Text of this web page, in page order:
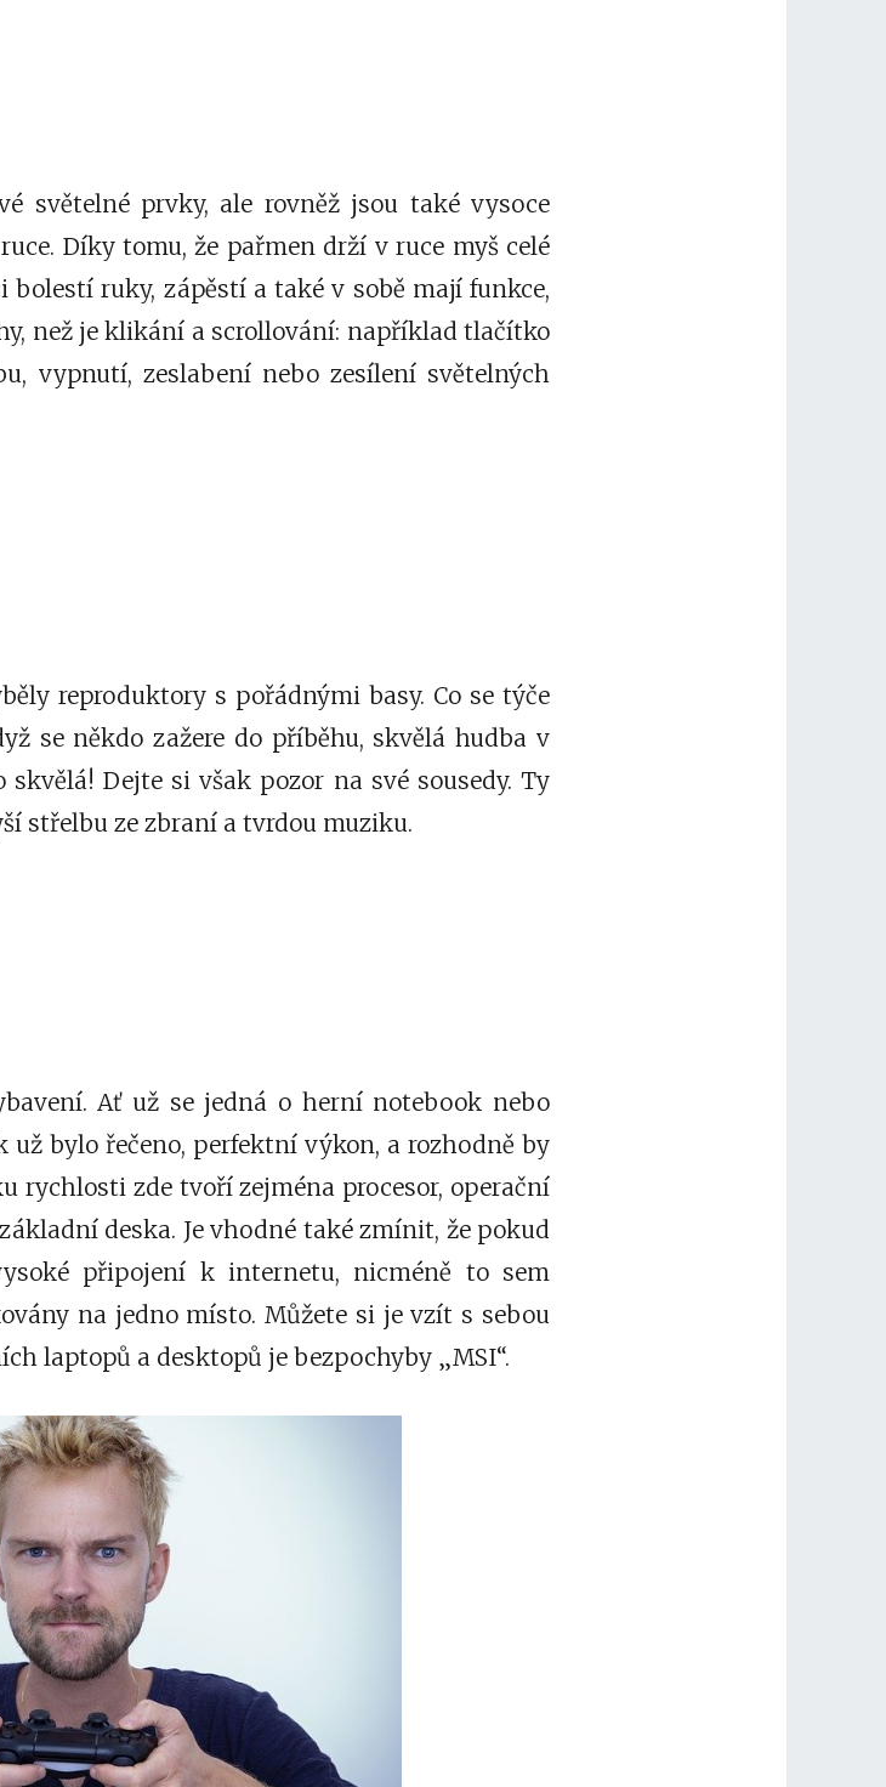
světelné prvky, ale rovněž jsou také vysoce
Díky tomu, že pařmen drží v ruce myš celé
ruky, zápěstí a také v sobě mají funkce,
než je klikání a scrollování: například tlačítko
vypnutí, zeslabení nebo zesílení světelných
reproduktory s pořádnými basy. Co se týče
se někdo zažere do příběhu, skvělá hudba v
Dejte si však pozor na své sousedy. Ty
střelbu ze zbraní a tvrdou muziku.
Ať už se jedná o herní notebook nebo
bylo řečeno, perfektní výkon, a rozhodně by
rychlosti zde tvoří zejména procesor, operační
deska. Je vhodné také zmínit, že pokud
připojení k internetu, nicméně to sem
na jedno místo. Můžete si je vzít s sebou
laptopů a desktopů je bezpochyby „MSI“.